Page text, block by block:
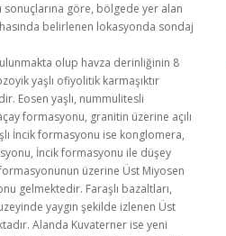
göre, bölgede yer alan
belirlenen lokasyonda sondaj
olup havza derinliğinin 8
yaşlı ofiyolitik karmaşıktır
Eosen yaşlı, nummulitesli
formasyonu, granitin üzerine açılı
İncik formasyonu ise konglomera,
İncik formasyonu ile düşey
üzerine Üst Miyosen
gelmektedir. Faraşlı bazaltları,
yaygın şekilde izlenen Üst
Alanda Kuvaterner ise yeni